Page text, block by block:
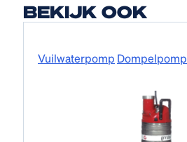
BEKIJK OOK
Vuilwaterpomp Dompelpomp